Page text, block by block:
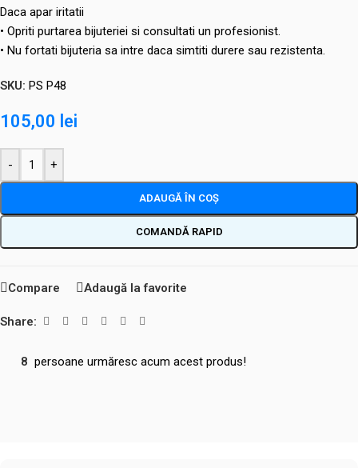
Daca apar iritatii
• Opriti purtarea bijuteriei si consultati un profesionist.
• Nu fortati bijuteria sa intre daca simtiti durere sau rezistenta.
SKU: PS P48
105,00 lei
- +
ADAUGĂ ÎN COȘ
COMANDĂ RAPID
Compare Adaugă la favorite
Share:
8 persoane urmăresc acum acest produs!